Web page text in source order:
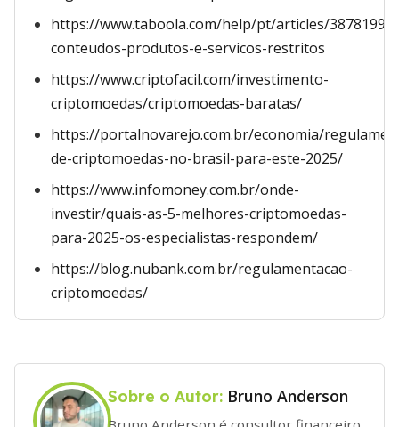
https://www.taboola.com/help/pt/articles/3878199-
conteudos-produtos-e-servicos-restritos
https://www.criptofacil.com/investimento-
criptomoedas/criptomoedas-baratas/
https://portalnovarejo.com.br/economia/
de-criptomoedas-no-brasil-para-este-2025/
https://www.infomoney.com.br/onde-
investir/quais-as-5-melhores-criptomoedas-
para-2025-os-especialistas-respondem/
https://blog.nubank.com.br/regulamentacao-
criptomoedas/
Sobre o Autor: Bruno Anderson